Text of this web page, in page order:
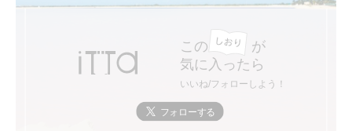
この
が
気に入ったら
いいね/フォローしよう！